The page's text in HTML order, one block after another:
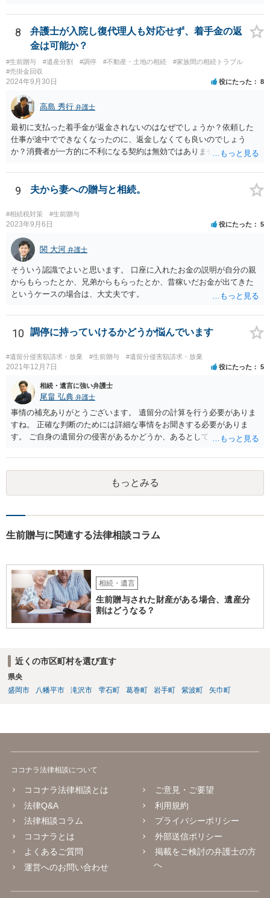
8
弁護士が入院し復代理人も対応せず、着手金の返
金は可能か？
#生前贈与 #遺産分割 #調停 #不動産・土地の相続
#家族間の相続トラブル
#売掛金回収
2024年9月30日 役にたった 8
高島 秀行 弁護士
最初に支払った着手金が返金されないのはなぜでしょうか？依頼した
仕事が途中でできなくなったのに、返金しなくても良いのでしょう
か？消費者が一方的に不利になる契約は無効ではありませんか？
務があると思います。 倒れた弁護士が所属する弁護士会に相談さ
れた方がよいと思います。 倒れた弁護士は脳梗塞で倒れたようで
すが、 判断能力があり、復代理を倒れた弁護士の判断で復代理を
選任したのか 即ち、復代理人の選任は有効なのかという問題もあ
ると思います。
9 夫から妻への贈与と相続。
#相続税対策 #生前贈与
2023年9月6日 役にたった 5
関 大河 弁護士
そういう認識でよいと思います。 口座に入れたお金の説明が自分の親
からもらったとか、兄弟からもらったとか、昔稼いだお金が出てきた
というケースの場合は、大丈夫です。
10 調停に持っていけるかどうか悩んでいます
#遺留分侵害額請求・放棄 #生前贈与 #遺留分侵害額請求・放棄
2021年12月7日 役にたった 5
相続・遺言に強い弁護士
尾畠 弘典 弁護士
事情の補充ありがとうございます。 遺留分の計算を行う必要がありま
すね。 正確な判断のためには詳細な事情をお聞きする必要がありま
す。 ご自身の遺留分の侵害があるかどうか、あるとしてどの程度の金
相談されるのが良いと思います。
もっとみる
生前贈与に関連する法律相談コラム
相続・遺言
生前贈与された財産がある場合、遺産分
割はどうなる？
近くの市区町村を選び直す
県央
盛岡市
八幡平市 滝沢市 雫石町 葛巻町 岩手町 紫波町 矢巾町
ココナラ法律相談について
ココナラ法律相談とは
法律Q&A
法律相談コラム
ココナラとは
よくあるご質問
運営へのお問い合わせ
ご意見・ご要望
利用規約
プライバシーポリシー
外部送信ポリシー
掲載をご検討の弁護士の方
へ